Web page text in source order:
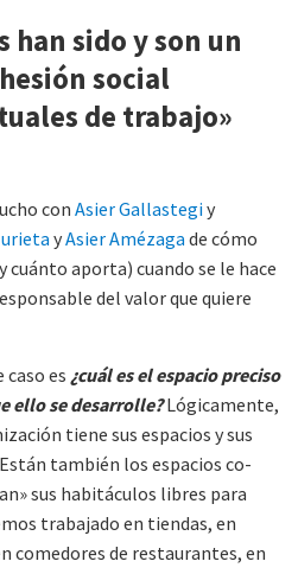
han sido y son un
social
de trabajo»
con Asier Gallastegiy
yAsier Amézaga de cómo
aporta) cuando se le hace
del valor que quiere
es ¿cuál es el espacio preciso
ello se desarrolle?Lógicamente,
tiene sus espacios y sus
también los espacios co-
sus habitáculos libres para
trabajado en tiendas, en
comedores de restaurantes, en